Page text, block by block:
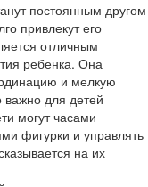
постоянным другом
привлекут его
отличным
ребенка. Она
и мелкую
важно для детей
могут часами
фигурки и управлять
на их